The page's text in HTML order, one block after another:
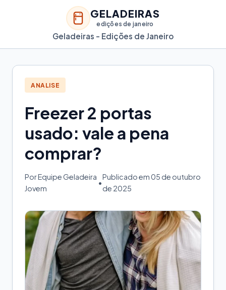
GELADEIRAS
edições de janeiro
Geladeiras - Edições de Janeiro
ANALISE
Freezer 2 portas
usado: vale a pena
comprar?
Por Equipe Geladeira
Jovem
•
Publicado em 05 de outubro
de 2025